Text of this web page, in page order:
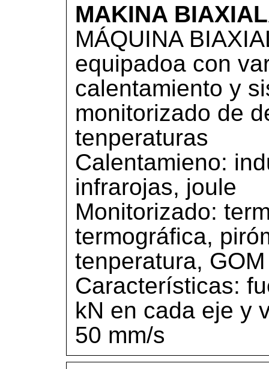
MAKINA
MÁQUINA
equipadoa con
calentamiento y
monitorizado de
tenperaturas
Calentamieno:
infrarojas, joule
Monitorizado:
termográfica,
tenperatura,
Características:
kN en cada eje y
50 mm/s